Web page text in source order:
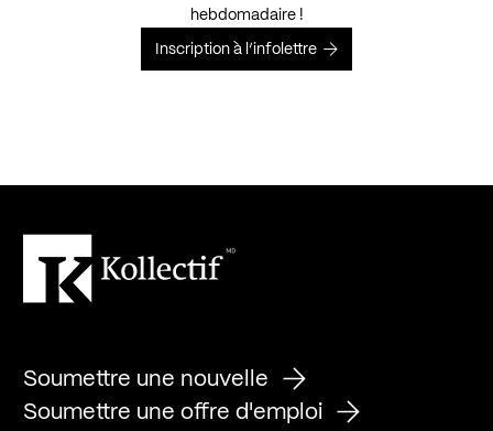
hebdomadaire !
Inscription à l’infolettre
Soumettre une nouvelle
Soumettre une offre d'emploi